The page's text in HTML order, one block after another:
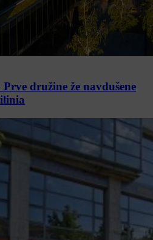
Prve družine že navdušene